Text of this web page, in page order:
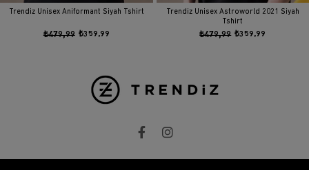
Trendiz Unisex Aniformant Siyah Tshirt
₺359,99
₺479,99
Trendiz Unisex Astroworld 2021 Siyah
Tshirt
₺359,99
₺479,99